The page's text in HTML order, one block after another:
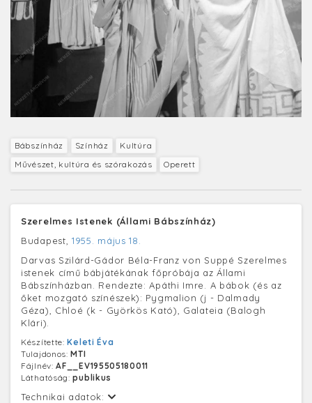
Bábszínház Színház
Kultúra
Művészet, kultúra és szórakozás
Operett
Szerelmes Istenek (Állami Bábszínház)
Budapest, 1955. május 18.
Darvas Szilárd-Gádor Béla-Franz von Suppé Szerelmes
istenek című bábjátékának főpróbája az Állami
Bábszínházban. Rendezte: Apáthi Imre. A bábok (és az
őket mozgató színészek): Pygmalion (j - Dalmady
Géza), Chloé (k - Györkös Kató), Galateia (Balogh
Klári).
Készítette:Keleti Éva
Tulajdonos:MTI
Fájlnév:AF__EV195505180011
Láthatóság:publikus
Technikai adatok: